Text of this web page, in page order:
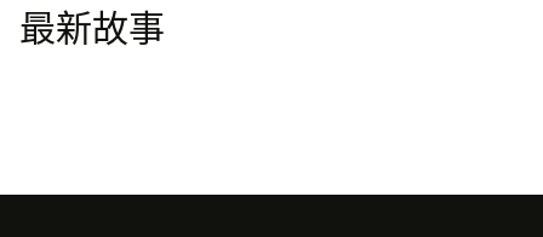
最新故事